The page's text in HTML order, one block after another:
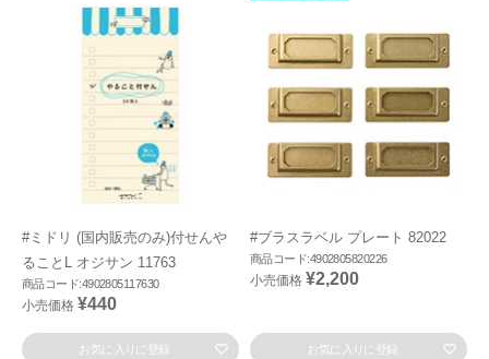
#ミドリ (国内販売のみ)付せんや
ることL オジサン 11763
商品コード:4902805117630
小売価格 ¥440
お気に入りに登録
#ブラスラベル プレート 82022
商品コード:4902805820226
小売価格 ¥2,200
お気に入りに登録